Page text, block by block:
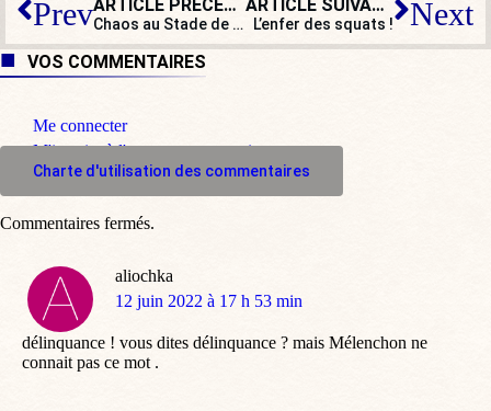
Prev ARTICLE PRÉCÉDENT
Chaos au Stade de France : des images de vidéosurveillance détruites
ARTICLE SUIVANT
L’enfer des squats ! Next
VOS COMMENTAIRES
Me connecter
M'inscrire à l'espace commentaire
Charte d'utilisation des commentaires
aliochka
dit
12 juin 2022 à 17 h 53 min
délinquance ! vous dites délinquance ? mais Mélenchon ne
connait pas ce mot .
Commentaires fermés.